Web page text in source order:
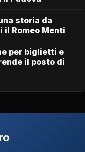
storia da
il Romeo Menti
per biglietti e
il posto di